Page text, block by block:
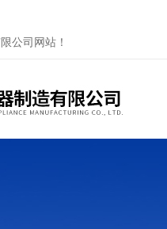
公司网站！